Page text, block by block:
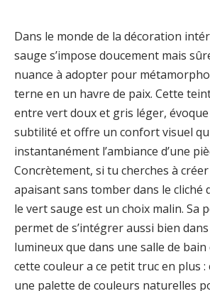
Dans le monde de la décoration
sauge s’impose doucement mais
nuance à adopter pour
terne en un havre de paix. Cette
entre vert doux et gris léger,
subtilité et offre un confort visuel
instantanément l’ambiance d’une
Concrètement, si tu cherches à
apaisant sans tomber dans le cliché
le vert sauge est un choix malin. Sa
permet de s’intégrer aussi bien
lumineux que dans une salle de bain
cette couleur a ce petit truc en plus :
une palette de couleurs naturelles